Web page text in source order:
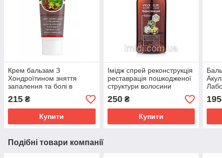
Крем бальзам З
Хондроїтином зняття
запалення та болі в
суглобах, м'язах і хребті
Імідж Лабораторія
215 ₴
Купити
Імідж спрей реконструкція
реставрація пошкодженої
структури волосини
250₴
Купити
195
Подібні товари компанії